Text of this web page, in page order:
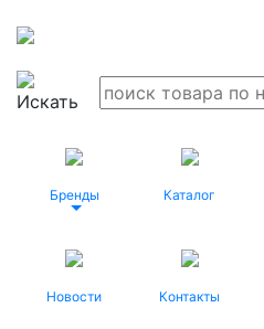
Бренды Каталог
Новости Контакты